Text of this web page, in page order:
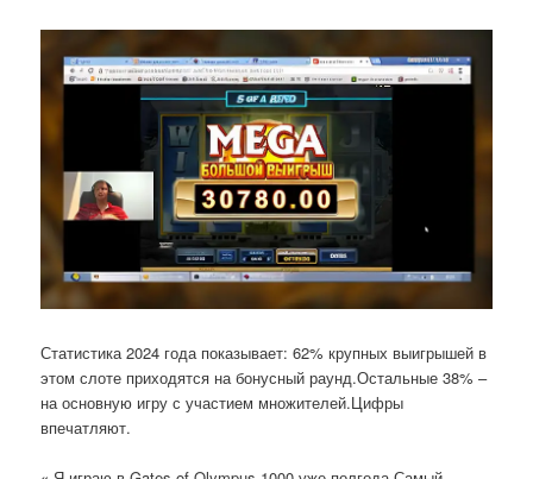
Статистика 2024 года показывает: 62% крупных выигрышей в
этом слоте приходятся на бонусный раунд.Остальные 38% –
на основную игру с участием множителей.Цифры
впечатляют.